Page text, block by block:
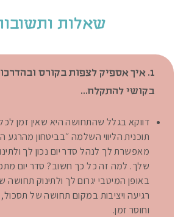
שאלות
1. איך אספיק לצפות בקורס
בקושי להתקלח...
דווקא בגלל שהתחושה היא שאין זמן
תוכנית הליווי השלמה ״בביטחון מהרגע
מאפשרת לך לנהל סדר יום נכון לך
שלך. למה זה כל כך חשוב? סדר יום
באופן המיטבי יגרום לך ולתינוק תחושה
רגיעה ויציבות במקום תחושה של
וחוסר זמן.